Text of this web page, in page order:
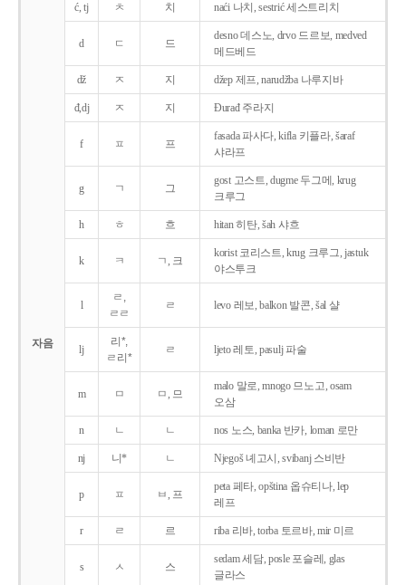
자음
ć, tj ㅊ 치 naći 나치, sestrić 세스트리치
d ㄷ 드
desno 데스노, drvo 드르보, medved
메드베드
dž ㅈ 지 džep 제프, narudžba 나루지바
đ,dj ㅈ 지 Ðurađ 주라지
f ㅍ 프
fasada 파사다, kifla 키플라, šaraf
샤라프
g ㄱ 그
gost 고스트, dugme 두그메, krug
크루그
h ㅎ 흐 hitan 히탄, šah 샤흐
k ㅋ ㄱ, 크
korist 코리스트, krug 크루그, jastuk
야스투크
l
ㄹ,
ㄹㄹ
ㄹ levo 레보, balkon 발콘, šal 샬
lj
리*,
ㄹ리*
ㄹ ljeto 레토, pasulj 파술
m ㅁ ㅁ, 므
malo 말로, mnogo 므노고, osam
오삼
n ㄴ ㄴ nos 노스, banka 반카, loman 로만
nj 니* ㄴ Njegoš 녜고시, svibanj 스비반
p ㅍ ㅂ, 프
peta 페타, opština 옵슈티나, lep
레프
r ㄹ 르 riba 리바, torba 토르바, mir 미르
s ㅅ 스
sedam 세담, posle 포슬레, glas
글라스